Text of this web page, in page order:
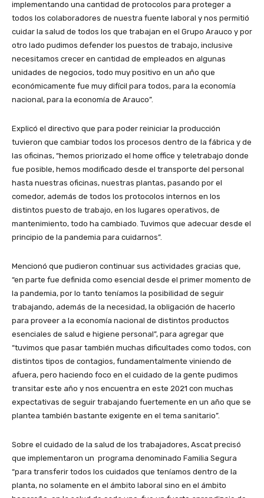
implementando una cantidad de protocolos para proteger a
todos los colaboradores de nuestra fuente laboral y nos permitió
cuidar la salud de todos los que trabajan en el Grupo Arauco y por
otro lado pudimos defender los puestos de trabajo, inclusive
necesitamos crecer en cantidad de empleados en algunas
unidades de negocios, todo muy positivo en un año que
económicamente fue muy difícil para todos, para la economía
nacional, para la economía de Arauco”.
Explicó el directivo que para poder reiniciar la producción
tuvieron que cambiar todos los procesos dentro de la fábrica y de
las oficinas, “hemos priorizado el home office y teletrabajo donde
fue posible, hemos modificado desde el transporte del personal
hasta nuestras oficinas, nuestras plantas, pasando por el
comedor, además de todos los protocolos internos en los
distintos puesto de trabajo, en los lugares operativos, de
mantenimiento, todo ha cambiado. Tuvimos que adecuar desde el
principio de la pandemia para cuidarnos”.
Mencionó que pudieron continuar sus actividades gracias que,
“en parte fue definida como esencial desde el primer momento de
la pandemia, por lo tanto teníamos la posibilidad de seguir
trabajando, además de la necesidad, la obligación de hacerlo
para proveer a la economía nacional de distintos productos
esenciales de salud e higiene personal”, para agregar que
“tuvimos que pasar también muchas dificultades como todos, con
distintos tipos de contagios, fundamentalmente viniendo de
afuera, pero haciendo foco en el cuidado de la gente pudimos
transitar este año y nos encuentra en este 2021 con muchas
expectativas de seguir trabajando fuertemente en un año que se
plantea también bastante exigente en el tema sanitario”.
Sobre el cuidado de la salud de los trabajadores, Ascat precisó
que implementaron un programa denominado Familia Segura
“para transferir todos los cuidados que teníamos dentro de la
planta, no solamente en el ámbito laboral sino en el ámbito